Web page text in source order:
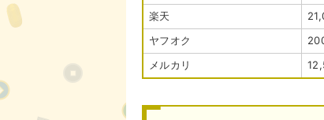
楽天
ヤフオク
メルカリ